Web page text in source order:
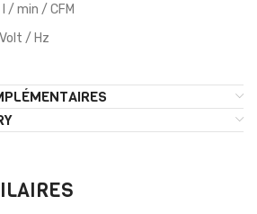
/ min / CFM
/ Hz